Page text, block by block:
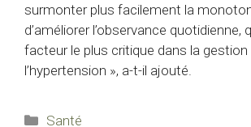
surmonter plus facilement la
d’améliorer l’observance quotidienne,
facteur le plus critique dans la gestion
l’hypertension », a-t-il ajouté.
Catégories
Santé